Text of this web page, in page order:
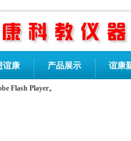
谊康 产品展示 谊康
Flash Player。